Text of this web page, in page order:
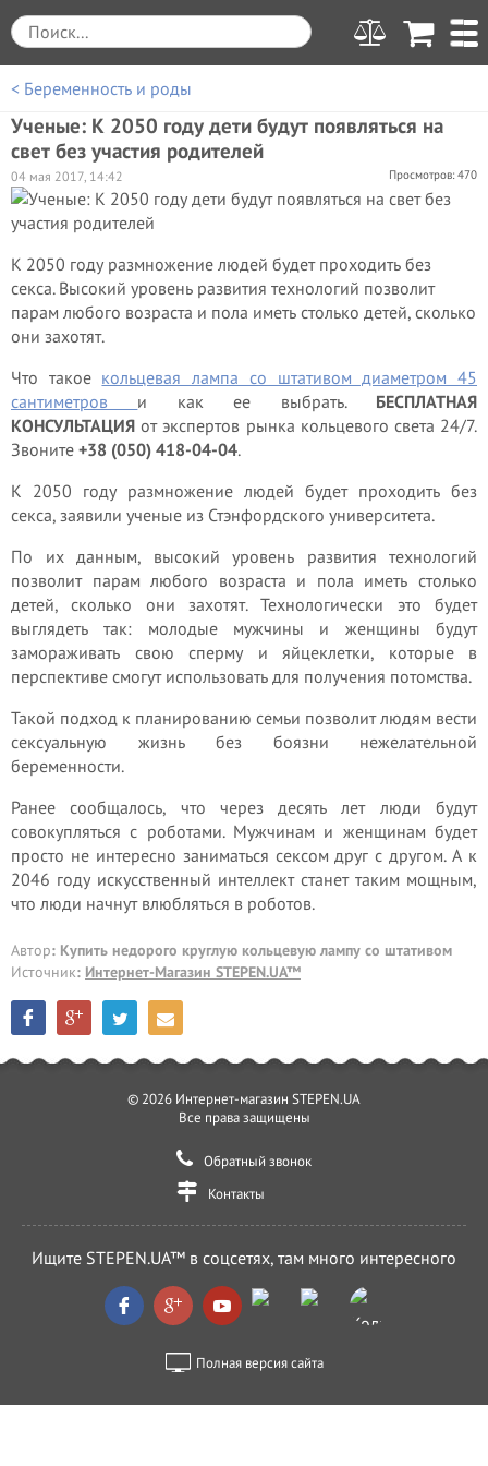
< Беременность и роды
Ученые: К 2050 году дети будут появляться на
свет без участия родителей
Просмотров: 470
04 мая 2017, 14:42
К 2050 году размножение людей будет проходить без
секса. Высокий уровень развития технологий позволит
парам любого возраста и пола иметь столько детей, сколько
они захотят.
Что такое кольцевая лампа со штативом диаметром 45
сантиметров и как ее выбрать. БЕСПЛАТНАЯ
КОНСУЛЬТАЦИЯ от экспертов рынка кольцевого света 24/7.
Звоните +38 (050) 418-04-04.
К 2050 году размножение людей будет проходить без
секса, заявили ученые из Стэнфордского университета.
По их данным, высокий уровень развития технологий
позволит парам любого возраста и пола иметь столько
детей, сколько они захотят. Технологически это будет
выглядеть так: молодые мужчины и женщины будут
замораживать свою сперму и яйцеклетки, которые в
перспективе смогут использовать для получения потомства.
Такой подход к планированию семьи позволит людям вести
сексуальную жизнь без боязни нежелательной
беременности.
Ранее сообщалось, что через десять лет люди будут
совокупляться с роботами. Мужчинам и женщинам будет
просто не интересно заниматься сексом друг с другом. А к
2046 году искусственный интеллект станет таким мощным,
что люди начнут влюбляться в роботов.
Автор: Купить недорого круглую кольцевую лампу со штативом
Источник: Интернет-Магазин STEPEN.UA™
© 2026 Интернет-магазин STEPEN.UA
Все права защищены
Обратный звонок
Контакты
Ищите STEPEN.UA™ в соцсетях, там много интересного
Полная версия сайта